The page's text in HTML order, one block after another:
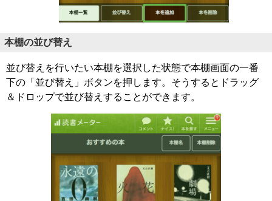
本棚の並び替え
並び替えを行いたい本棚を選択した状態で本棚画面の一番
下の「並び替え」ボタンを押します。そうするとドラッグ
＆ドロップで並び替えすることができます。